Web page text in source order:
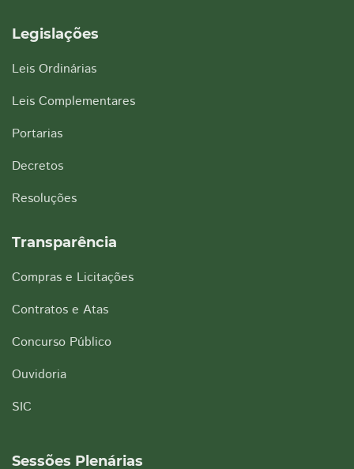
Legislações
Leis Ordinárias
Leis Complementares
Portarias
Decretos
Resoluções
Transparência
Compras e Licitações
Contratos e Atas
Concurso Público
Ouvidoria
SIC
Sessões Plenárias